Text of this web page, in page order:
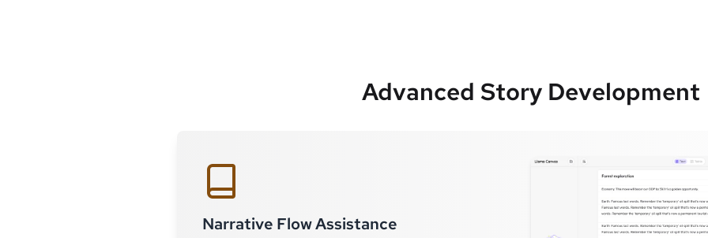
Advanced Story Development
Narrative Flow Assistance